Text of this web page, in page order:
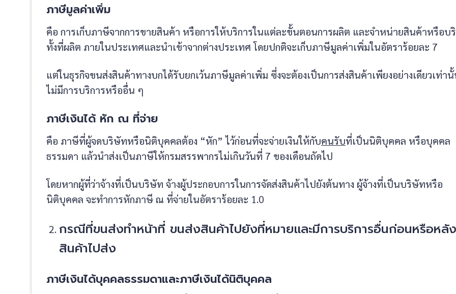
ภาษีมูลค่าเพิ่ม
คือ การเก็บภาษีจากการขายสินค้า หรือการให้บริการในแต่ละขั้นตอนการผลิต และจำหน่ายสินค้าหรือบ
ทั้งที่ผลิต ภายในประเทศและนำเข้าจากต่างประเทศ โดยปกติจะเก็บภาษีมูลค่าเพิ่มในอัตราร้อยละ 7
แต่ในธุรกิจขนส่งสินค้าทางบกได้รับยกเว้นภาษีมูลค่าเพิ่ม ซึ่งจะต้องเป็นการส่งสินค้าเพียงอย่างเดียวเท่า
ไม่มีการบริการหรืออื่น ๆ
ภาษีเงินได้ หัก ณ ที่จ่าย
คือ ภาษีที่ผู้จดบริษัทหรือนิติบุคคลต้อง “หัก” ไว้ก่อนที่จะจ่ายเงินให้กับคนรับที่เป็นนิติบุคคล หรือบุคคล
ธรรมดา แล้วนำส่งเป็นภาษีให้กรมสรรพากรไม่เกินวันที่ 7 ของเดือนถัดไป
โดยหากผู้ที่ว่าจ้างที่เป็นบริษัท จ้างผู้ประกอบการในการจัดส่งสินค้าไปยังต้นทาง ผู้จ้างที่เป็นบริษัทหรือ
นิติบุคคล จะทำการหักภาษี ณ ที่จ่ายในอัตราร้อยละ 1.0
กรณีที่ขนส่งทำหน้าที่ ขนส่งสินค้าไปยังที่หมายและมีการบริการอื่นก่อนหรือหลั
สินค้าไปส่ง
ภาษีเงินได้บุคคลธรรมดาและภาษีเงินได้นิติบุคคล